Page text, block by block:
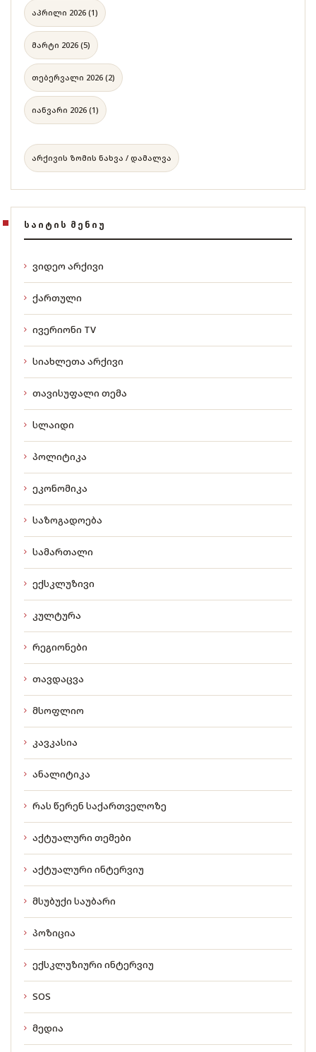
აპრილი 2026 (1)
მარტი 2026 (5)
თებერვალი 2026 (2)
იანვარი 2026 (1)
არქივის ზომის ნახვა / დამალვა
ᲡᲐᲘᲢᲘᲡ ᲛᲔᲜᲘᲣ
ვიდეო არქივი
ქართული
ივერიონი TV
სიახლეთა არქივი
თავისუფალი თემა
სლაიდი
პოლიტიკა
ეკონომიკა
საზოგადოება
სამართალი
ექსკლუზივი
კულტურა
რეგიონები
თავდაცვა
მსოფლიო
კავკასია
ანალიტიკა
რას წერენ საქართველოზე
აქტუალური თემები
აქტუალური ინტერვიუ
მსუბუქი საუბარი
პოზიცია
ექსკლუზიური ინტერვიუ
SOS
მედია